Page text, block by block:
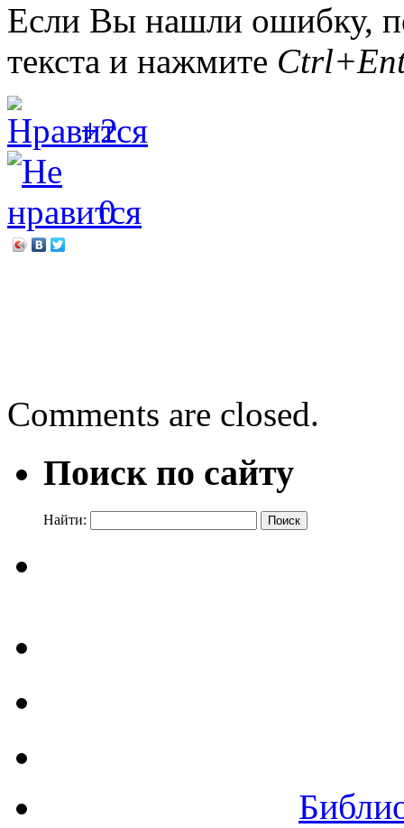
Если Вы нашли ошибку,
текста и нажмите
+2
0
Comments are closed.
Поиск по сайту
Найти: